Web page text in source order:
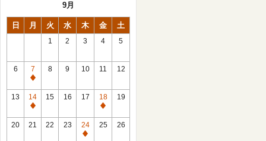
9月
日 月 火 水 木 金 土
1 2 3 4 5
6
7
休
館
日
8 9 10 11 12
13
14
休
館
15 16 17
18
休
館
19
20 21 22 23
24
休
25 26